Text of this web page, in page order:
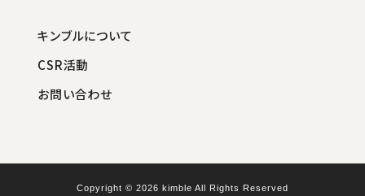
キンブルについて
CSR活動
お問い合わせ
Copyright © 2026 kimble All Rights Reserved